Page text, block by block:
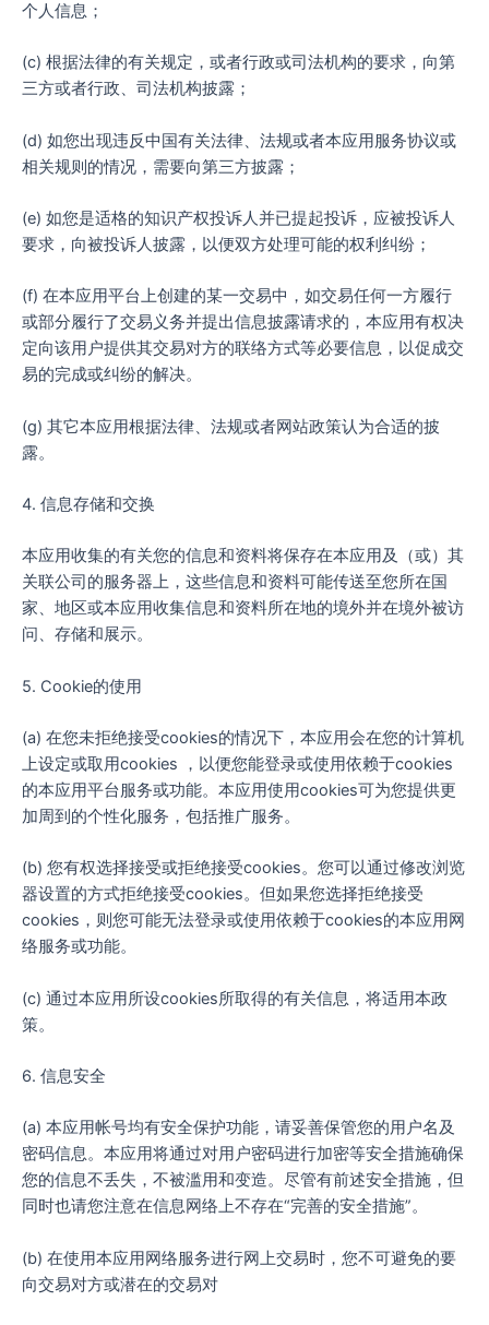
个人信息；
(c) 根据法律的有关规定，或者行政或司法机构的要求，向第
三方或者行政、司法机构披露；
(d) 如您出现违反中国有关法律、法规或者本应用服务协议或
相关规则的情况，需要向第三方披露；
(e) 如您是适格的知识产权投诉人并已提起投诉，应被投诉人
要求，向被投诉人披露，以便双方处理可能的权利纠纷；
(f) 在本应用平台上创建的某一交易中，如交易任何一方履行
或部分履行了交易义务并提出信息披露请求的，本应用有权决
定向该用户提供其交易对方的联络方式等必要信息，以促成交
易的完成或纠纷的解决。
(g) 其它本应用根据法律、法规或者网站政策认为合适的披
露。
4. 信息存储和交换
本应用收集的有关您的信息和资料将保存在本应用及（或）其
关联公司的服务器上，这些信息和资料可能传送至您所在国
家、地区或本应用收集信息和资料所在地的境外并在境外被访
问、存储和展示。
5. Cookie的使用
(a) 在您未拒绝接受cookies的情况下，本应用会在您的计算机
上设定或取用cookies ，以便您能登录或使用依赖于cookies
的本应用平台服务或功能。本应用使用cookies可为您提供更
加周到的个性化服务，包括推广服务。
(b) 您有权选择接受或拒绝接受cookies。您可以通过修改浏览
器设置的方式拒绝接受cookies。但如果您选择拒绝接受
cookies，则您可能无法登录或使用依赖于cookies的本应用网
络服务或功能。
(c) 通过本应用所设cookies所取得的有关信息，将适用本政
策。
6. 信息安全
(a) 本应用帐号均有安全保护功能，请妥善保管您的用户名及
密码信息。本应用将通过对用户密码进行加密等安全措施确保
您的信息不丢失，不被滥用和变造。尽管有前述安全措施，但
同时也请您注意在信息网络上不存在“完善的安全措施”。
(b) 在使用本应用网络服务进行网上交易时，您不可避免的要
向交易对方或潜在的交易对